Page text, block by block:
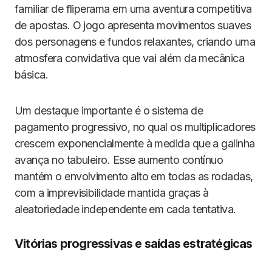
familiar de fliperama em uma aventura competitiva
de apostas. O jogo apresenta movimentos suaves
dos personagens e fundos relaxantes, criando uma
atmosfera convidativa que vai além da mecânica
básica.
Um destaque importante é o sistema de
pagamento progressivo, no qual os multiplicadores
crescem exponencialmente à medida que a galinha
avança no tabuleiro. Esse aumento contínuo
mantém o envolvimento alto em todas as rodadas,
com a imprevisibilidade mantida graças à
aleatoriedade independente em cada tentativa.
Vitórias progressivas e saídas estratégicas